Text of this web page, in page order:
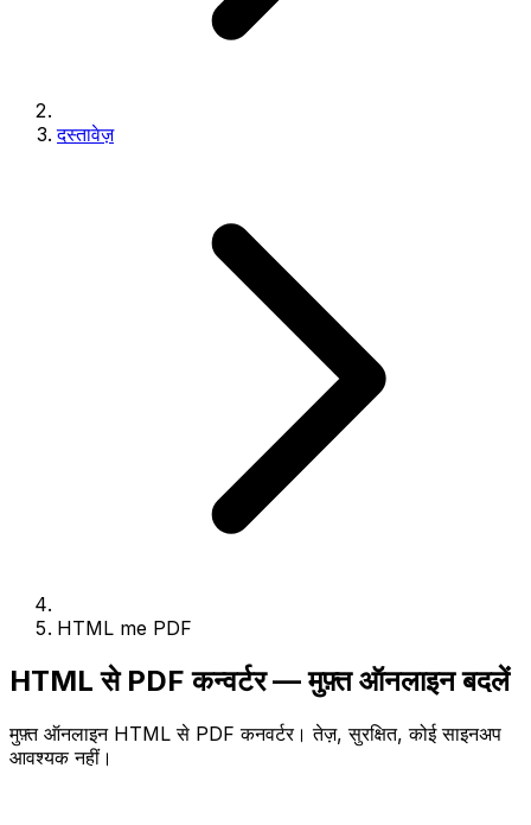
दस्तावेज़
HTML me PDF
HTML से PDF कन्वर्टर — मुफ़्त ऑनलाइन बदलें
मुफ़्त ऑनलाइन HTML से PDF कनवर्टर। तेज़, सुरक्षित, कोई साइनअप
आवश्यक नहीं।